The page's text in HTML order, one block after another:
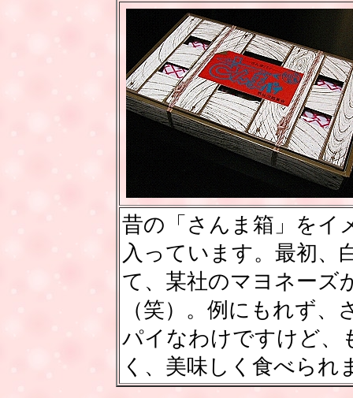
昔の「さんま箱」をイ
入っています。最初、
て、某社のマヨネーズ
（笑）。例にもれず
パイなわけですけど、
く、美味しく食べられ